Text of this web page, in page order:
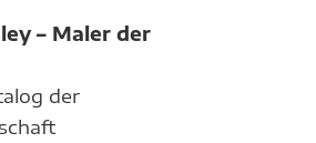
– Maler der
der